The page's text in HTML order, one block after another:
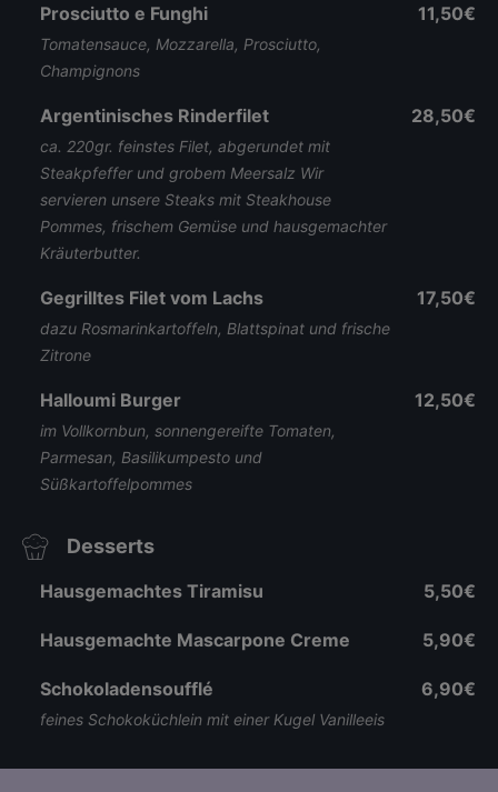
Prosciutto e Funghi
Tomatensauce, Mozzarella, Prosciutto,
Champignons
11,50€
Argentinisches Rinderfilet
ca. 220gr. feinstes Filet, abgerundet mit
Steakpfeffer und grobem Meersalz Wir
servieren unsere Steaks mit Steakhouse
Pommes, frischem Gemüse und hausgemachter
Kräuterbutter.
28,50€
Gegrilltes Filet vom Lachs
dazu Rosmarinkartoffeln, Blattspinat und frische
Zitrone
17,50€
Halloumi Burger
im Vollkornbun, sonnengereifte Tomaten,
Parmesan, Basilikumpesto und
Süßkartoffelpommes
12,50€
Desserts
Hausgemachtes Tiramisu 5,50€
Hausgemachte Mascarpone Creme 5,90€
Schokoladensoufflé
feines Schokoküchlein mit einer Kugel Vanilleeis
6,90€